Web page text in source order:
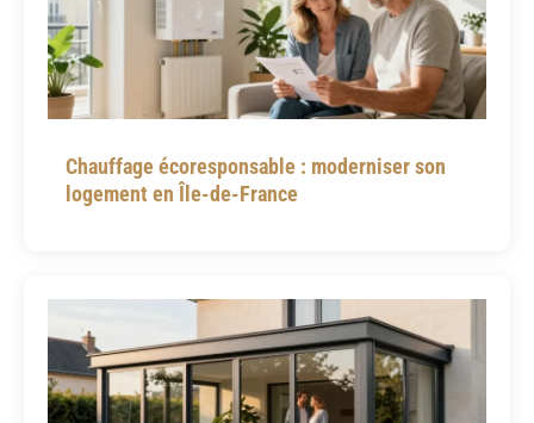
Chauffage écoresponsable : moderniser son
logement en Île-de-France